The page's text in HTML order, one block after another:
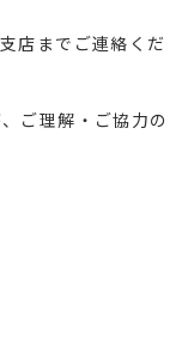
店までご連絡くだ
ご理解・ご協力の